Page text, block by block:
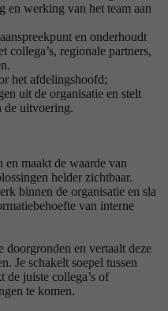
en werking van het team aan
en onderhoudt
collega’s, regionale partners,
het afdelingshoofd;
uit de organisatie en stelt
de uitvoering.
en maakt de waarde van
helder zichtbaar.
binnen de organisatie en sla
van interne
en vertaalt deze
Je schakelt soepel tussen
de juiste collega’s of
te komen.